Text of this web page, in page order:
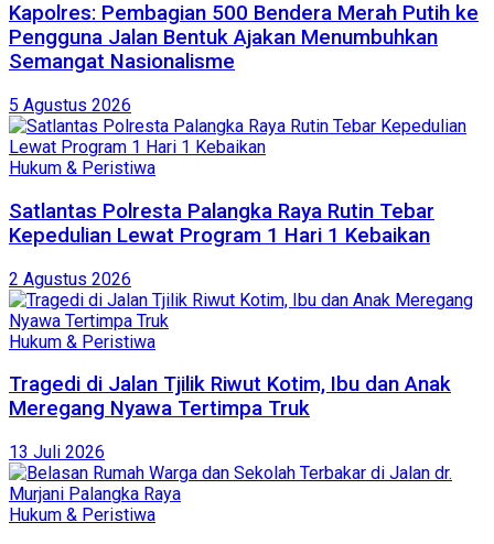
Kapolres: Pembagian 500 Bendera Merah Putih ke
Pengguna Jalan Bentuk Ajakan Menumbuhkan
Semangat Nasionalisme
5 Agustus 2026
Hukum & Peristiwa
Satlantas Polresta Palangka Raya Rutin Tebar
Kepedulian Lewat Program 1 Hari 1 Kebaikan
2 Agustus 2026
Hukum & Peristiwa
Tragedi di Jalan Tjilik Riwut Kotim, Ibu dan Anak
Meregang Nyawa Tertimpa Truk
13 Juli 2026
Hukum & Peristiwa